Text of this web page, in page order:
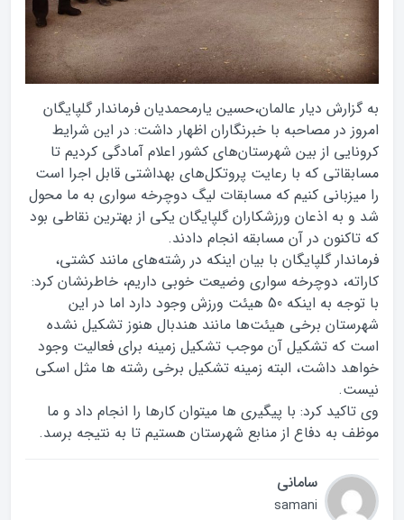
به گزارش دیار عالمان،حسین یارمحمدیان فرماندار گلپایگان
امروز در مصاحبه با خبرنگاران اظهار داشت: در این شرایط
کرونایی از بین شهرستان‌های کشور اعلام آمادگی کردیم تا
مسابقاتی که با رعایت پروتکل‌های بهداشتی قابل اجرا است
را میزبانی کنیم که مسابقات لیگ دوچرخه سواری به ما محول
شد و به اذعان ورزشکاران گلپایگان یکی از بهترین نقاطی بود
که تاکنون در آن مسابقه انجام دادند.
فرماندار گلپایگان با بیان اینکه در رشته‌های مانند کشتی،
کاراته، دوچرخه سواری وضیعت خوبی داریم، خاطرنشان کرد:
با توجه به اینکه 50 هیئت ورزش وجود دارد اما در این
شهرستان برخی هیئت‌ها مانند هندبال هنوز تشکیل نشده
است که تشکیل آن موجب تشکیل زمینه برای فعالیت وجود
خواهد داشت، البته زمینه تشکیل برخی رشته ها مثل اسکی
نیست.
وی تاکید کرد: با پیگیری ها میتوان کارها را انجام داد و ما
موظف به دفاع از منابع شهرستان هستیم تا به نتیجه برسد.
سامانی
samani